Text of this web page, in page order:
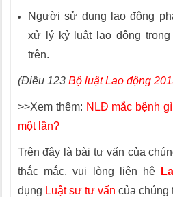
Người sử dụng lao động
xử lý kỷ luật lao động
trên.
(Điều 123 Bộ luật Lao động
>>Xem thêm: NLĐ mắc bệnh
một lần?
Trên đây là bài tư vấn của
thắc mắc, vui lòng liên hệ
dụng Luật sư tư vấn của chúng